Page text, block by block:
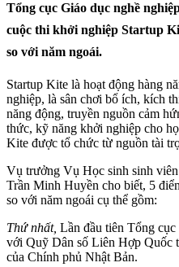
Tổng cục Giáo dục nghề
cuộc thi khởi nghiệp Startup
so với năm ngoái.
Startup Kite là hoạt động hàng
nghiệp, là sân chơi bổ ích, kích
năng động, truyền nguồn cảm
thức, kỹ năng khởi nghiệp cho
Kite được tổ chức từ nguồn tài
Vụ trưởng Vụ Học sinh sinh
Trần Minh Huyền cho biết, 5
so với năm ngoái cụ thể gồm:
Thứ nhất, Lần đầu tiên Tổng
với Quỹ Dân số Liên Hợp Quốc
của Chính phủ Nhật Bản.